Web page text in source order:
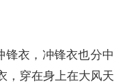
衣，冲锋衣也分中
，穿在身上在大风天